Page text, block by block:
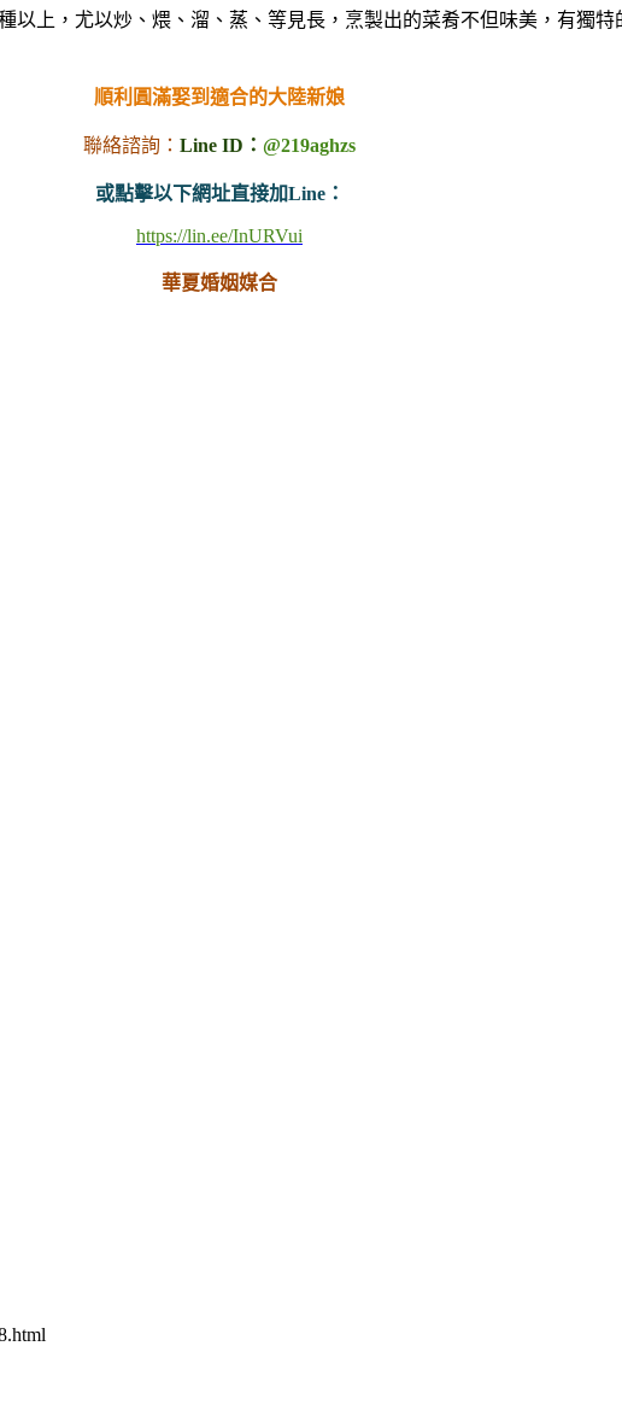
以上，尤以炒、煨、溜、蒸、等見長，烹製出的菜肴不但味美，有獨
順利圓滿娶到適合的大陸新娘
聯絡諮詢： Line ID： @219aghzs
或點擊以下網址直接加Line：
https://lin.ee/InURVui
華夏婚姻媒合